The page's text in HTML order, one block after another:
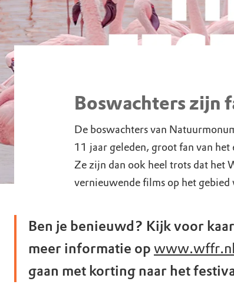
Boswachters zijn
De boswachters van
11 jaar geleden, groot fan van
Ze zijn dan ook heel trots dat het
vernieuwende films op het
Ben je benieuwd? Kijk voor
meer informatie op www.wffr.nl
gaan met korting naar het